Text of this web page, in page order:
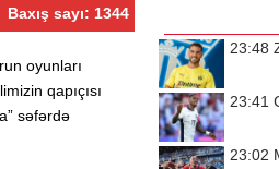
Baxış sayı: 1344
oyunları
qapıçısı
səfərdə
23:48
23:41
23:02